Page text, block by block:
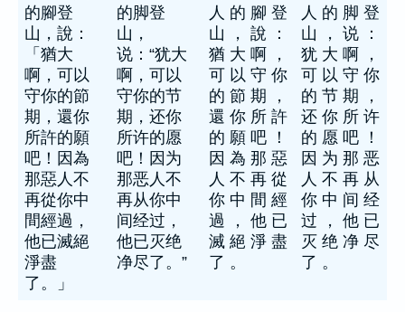
的腳登
山，說：
「猶大
啊，可以
守你的節
期，還你
所許的願
吧！因為
那惡人不
再從你中
間經過，
他已滅絕
淨盡
了。」
的脚登
山，
说：“犹大
啊，可以
守你的节
期，还你
所许的愿
吧！因为
那恶人不
再从你中
间经过，
他已灭绝
净尽了。”
人 的 腳 登
山 ， 說 ：
猶 大 啊 ，
可 以 守 你
的 節 期 ，
還 你 所 許
的 願 吧 ！
因 為 那 惡
人 不 再 從
你 中 間 經
過 ， 他 已
滅 絕 淨 盡
了 。
人 的 脚 登
山 ， 说 ：
犹 大 啊 ，
可 以 守 你
的 节 期 ，
还 你 所 许
的 愿 吧 ！
因 为 那 恶
人 不 再 从
你 中 间 经
过 ， 他 已
灭 绝 净 尽
了 。